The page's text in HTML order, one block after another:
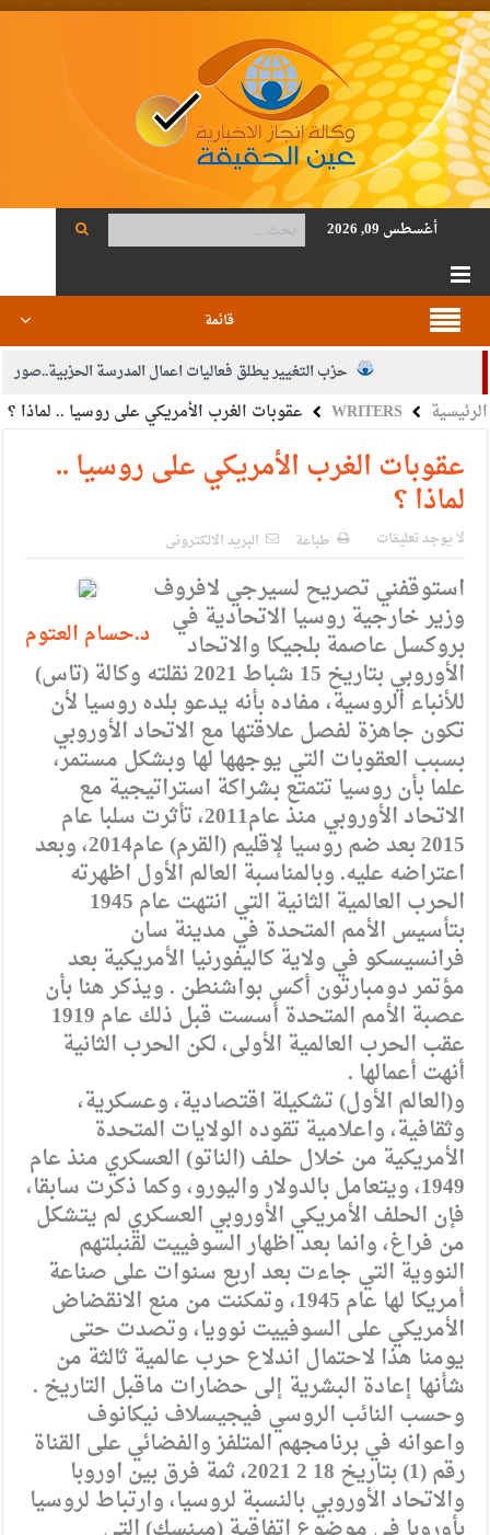
أغسطس 09, 2026
قائمة
حزب التغيير يطلق فعاليات اعمال المدرسة الحزبية..صور
الجيش يفتح باب التجنيد لحملة البكالوريوس في الحقوق والقانون
بيان اجتماع عمّان:دعم الوصاية الهاشمية التاريخية على المقدسات
الإسلامية والمسيحية
الأمن يتلف 16 مليون حبة كبتاجون و1480 كغم مواد مخدرة
النواب يقر مشروع تعديل قانون الملكية العقارية
القاضي يلتقي رؤساء تحرير الصحف اليومية ويؤكد حرص مجلس
النواب على شراكة فاعلة مع الإعلام
دعوة المكلفين بخدمة العلم (الدفعة الثالثة) إلى مراجعة منصة خدمة
العلم
الملك يلتقي مجموعة من رفاق السلاح
الملك يتلقى اتصالا هاتفيا من العاهل البحريني
القاضي محمود أحمد فريحات.. مبارك ومزيدا من التوفيق
الرئيسية WRITERS عقوبات الغرب الأمريكي على روسيا .. لماذا ؟
عقوبات الغرب الأمريكي على روسيا ..
لماذا ؟
لا يوجد تعليقات طباعة البريد الالكترونى
د.حسام العتوم
استوقفني تصريح لسيرجي لافروف
وزير خارجية روسيا الاتحادية في
بروكسل عاصمة بلجيكا والاتحاد
الأوروبي بتاريخ 15 شباط 2021 نقلته وكالة (تاس)
للأنباء الروسية، مفاده بأنه يدعو بلده روسيا لأن
تكون جاهزة لفصل علاقتها مع الاتحاد الأوروبي
بسبب العقوبات التي يوجهها لها وبشكل مستمر،
علما بأن روسيا تتمتع بشراكة استراتيجية مع
الاتحاد الأوروبي منذ عام2011، تأثرت سلبا عام
2015 بعد ضم روسيا لإقليم (القرم) عام2014، وبعد
اعتراضه عليه. وبالمناسبة العالم الأول اظهرته
الحرب العالمية الثانية التي انتهت عام 1945
بتأسيس الأمم المتحدة في مدينة سان
فرانسيسكو في ولاية كاليفورنيا الأمريكية بعد
مؤتمر دومبارتون أكس بواشنطن . ويذكر هنا بأن
عصبة الأمم المتحدة أسست قبل ذلك عام 1919
عقب الحرب العالمية الأولى، لكن الحرب الثانية
أنهت أعمالها .
و(العالم الأول) تشكيلة اقتصادية، وعسكرية،
وثقافية، واعلامية تقوده الولايات المتحدة
الأمريكية من خلال حلف (الناتو) العسكري منذ عام
1949، ويتعامل بالدولار واليورو، وكما ذكرت سابقا،
فإن الحلف الأمريكي الأوروبي العسكري لم يتشكل
من فراغ، وانما بعد اظهار السوفييت لقنبلتهم
النووية التي جاءت بعد اربع سنوات على صناعة
أمريكا لها عام 1945، وتمكنت من منع الانقضاض
الأمريكي على السوفييت نوويا، وتصدت حتى
يومنا هذا لاحتمال اندلاع حرب عالمية ثالثة من
شأنها إعادة البشرية إلى حضارات ماقبل التاريخ .
وحسب النائب الروسي فيجيسلاف نيكانوف
واعوانه في برنامجهم المتلفز والفضائي على القناة
رقم (1) بتاريخ 18 2 2021، ثمة فرق بين اوروبا
والاتحاد الأوروبي بالنسبة لروسيا، وارتباط لروسيا